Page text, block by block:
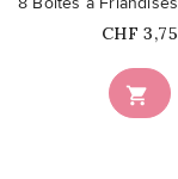

Prix
CHF 3,75